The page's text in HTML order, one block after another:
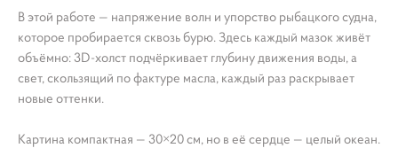
В этой работе — напряжение волн и упорство рыбацкого судна,
которое пробирается сквозь бурю. Здесь каждый мазок живёт
объёмно: 3D-холст подчёркивает глубину движения воды, а
свет, скользящий по фактуре масла, каждый раз раскрывает
новые оттенки.
Картина компактная — 30×20 см, но в её сердце — целый океан.